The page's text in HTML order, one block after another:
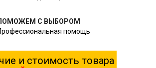
С ВЫБОРОМ
помощь
и стоимость товара